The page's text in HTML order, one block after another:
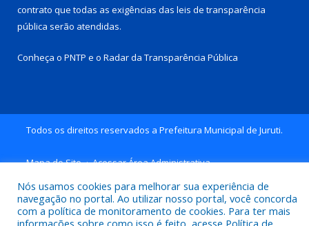
contrato que todas as exigências das leis de transparência
pública serão atendidas.
Conheça o PNTP e o Radar da Transparência Pública
Todos os direitos reservados a Prefeitura Municipal de Juruti.
Mapa do Site
Acessar Área Administrativa
Nós usamos cookies para melhorar sua experiência de
navegação no portal. Ao utilizar nosso portal, você concorda
com a política de monitoramento de cookies. Para ter mais
informações sobre como isso é feito, acesse Política de